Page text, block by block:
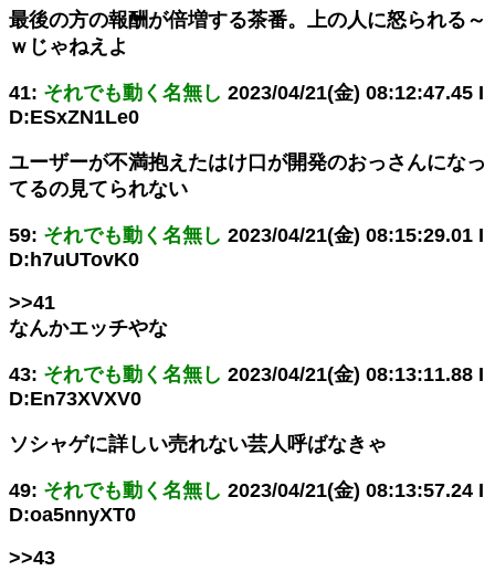
最後の方の報酬が倍増する茶番。上の人に怒られる～
ｗじゃねえよ
41: それでも動く名無し 2023/04/21(金) 08:12:47.45 I
D:ESxZN1Le0
ユーザーが不満抱えたはけ口が開発のおっさんになっ
てるの見てられない
59: それでも動く名無し 2023/04/21(金) 08:15:29.01 I
D:h7uUTovK0
>>41
なんかエッチやな
43: それでも動く名無し 2023/04/21(金) 08:13:11.88 I
D:En73XVXV0
ソシャゲに詳しい売れない芸人呼ばなきゃ
49: それでも動く名無し 2023/04/21(金) 08:13:57.24 I
D:oa5nnyXT0
>>43